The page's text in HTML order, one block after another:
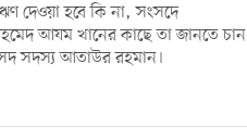
দেওয়া হবে কি না, সংসদে
আযম খানের কাছে তা জানতে চান
সদস্য আতাউর রহমান।